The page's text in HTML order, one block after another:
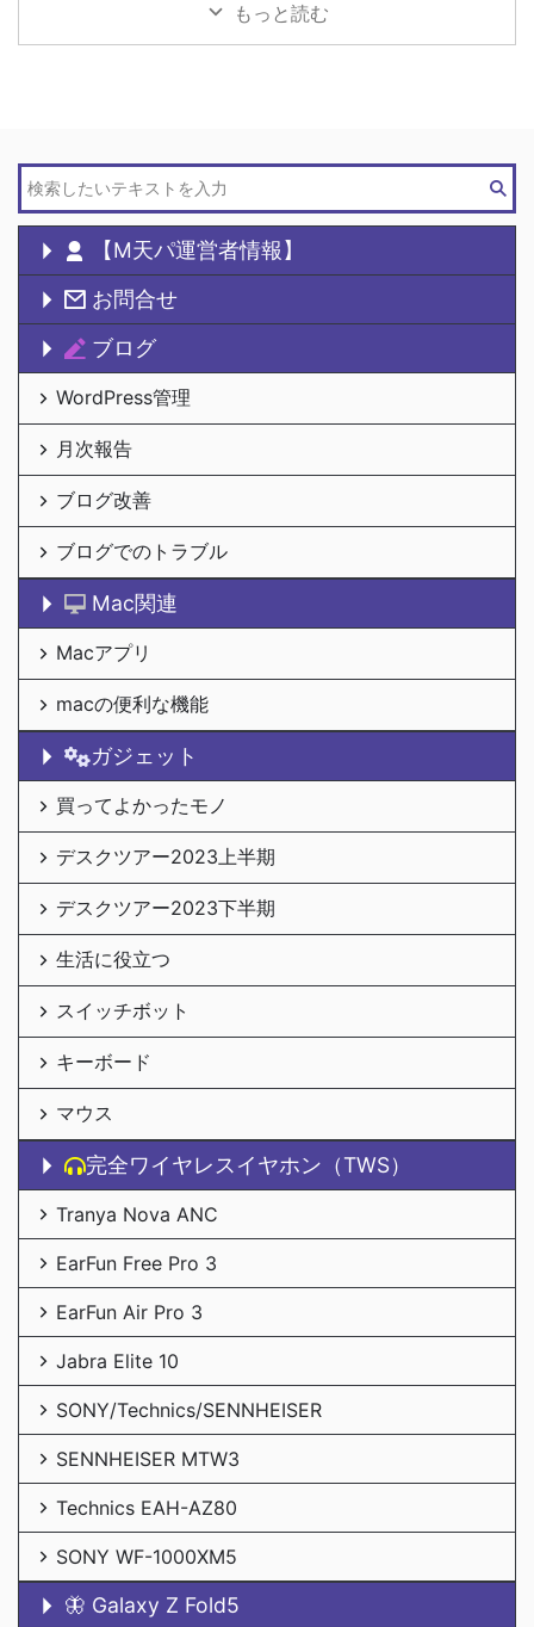
もっと読む
【M天パ運営者情報】
お問合せ
ブログ
WordPress管理
月次報告
ブログ改善
ブログでのトラブル
Mac関連
Macアプリ
macの便利な機能
ガジェット
買ってよかったモノ
デスクツアー2023上半期
デスクツアー2023下半期
生活に役立つ
スイッチボット
キーボード
マウス
完全ワイヤレスイヤホン（TWS）
Tranya Nova ANC
EarFun Free Pro 3
EarFun Air Pro 3
Jabra Elite 10
SONY/Technics/SENNHEISER
SENNHEISER MTW3
Technics EAH-AZ80
SONY WF-1000XM5
🦋 Galaxy Z Fold5